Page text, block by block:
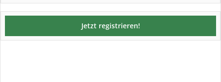
Jetzt registrieren!